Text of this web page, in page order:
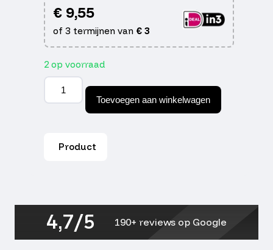
€9,55
of 3 termijnen van €3
2 op voorraad
Powerfilter
35/45mm
gauzy
Toevoegen aan winkelwagen
Product
4,7/5 190+ reviews op Google